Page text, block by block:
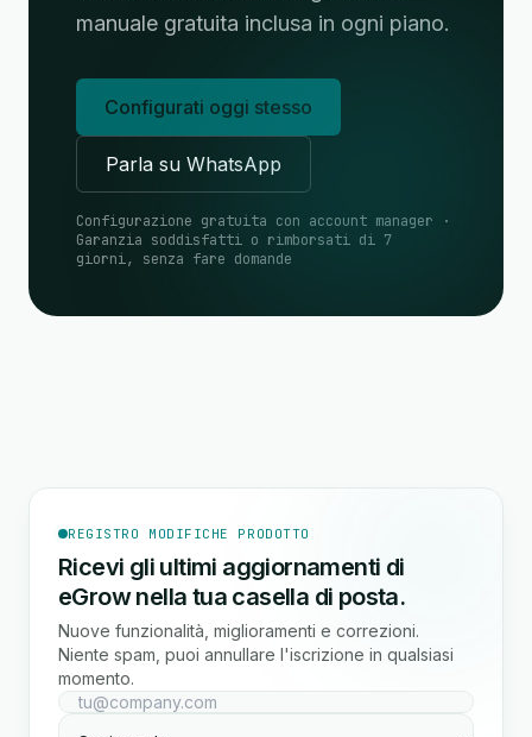
manuale gratuita inclusa in ogni piano.
Configurati oggi stesso
Parla su WhatsApp
Configurazione gratuita con account manager ·
Garanzia soddisfatti o rimborsati di 7
giorni, senza fare domande
REGISTRO MODIFICHE PRODOTTO
Ricevi gli ultimi aggiornamenti di
eGrow nella tua casella di posta.
Nuove funzionalità, miglioramenti e correzioni.
Niente spam, puoi annullare l'iscrizione in qualsiasi
momento.